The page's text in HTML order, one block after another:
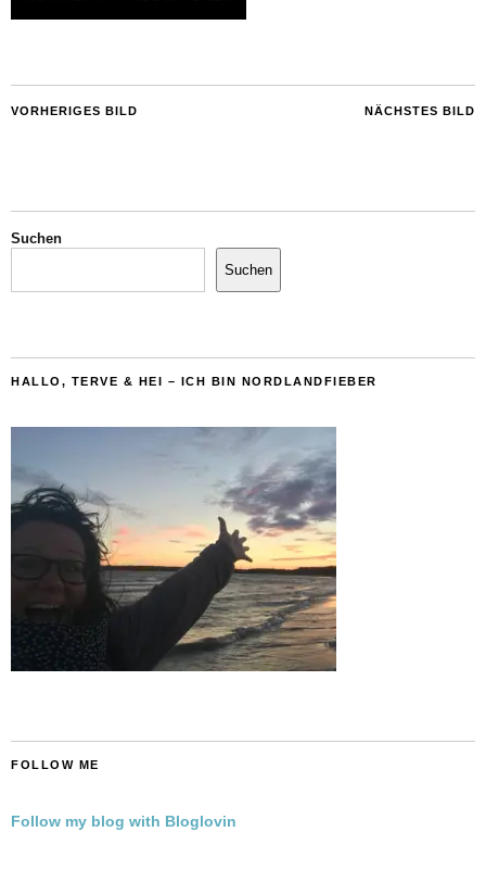
NÄCHSTES BILD
VORHERIGES BILD
Suchen
Suchen
HALLO, TERVE & HEI – ICH BIN NORDLANDFIEBER
FOLLOW ME
Follow my blog with Bloglovin